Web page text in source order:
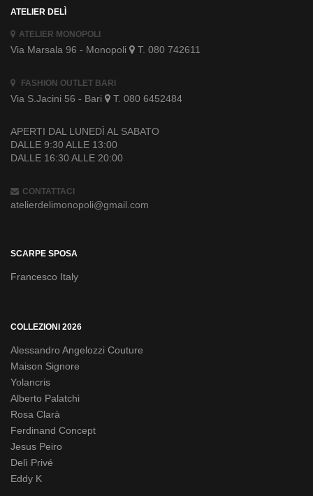
ATELIER DELÌ
ATELIER MONOPOLI
Via Marsala 96 - Monopoli T. 080 742611
FASHION OUTLET BARI
Via S.Jacini 56 - Bari T. 080 6452484
APERTI DAL LUNEDÌ AL SABATO
DALLE 9:30 ALLE 13:00
DALLE 16:30 ALLE 20:00
CONTATTACI
atelierdelimonopoli@gmail.com
SCARPE SPOSA
Francesco Italy
COLLEZIONI 2026
Alessandro Angelozzi Couture
Maison Signore
Yolancris
Alberto Palatchi
Rosa Clarà
Ferdinand Concept
Jesus Peiro
Delì Privé
Eddy K